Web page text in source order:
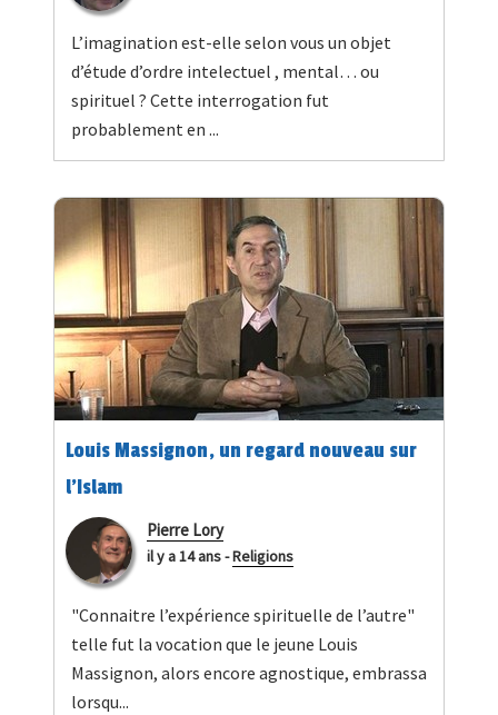
L’imagination est-elle selon vous un objet
d’étude d’ordre intelectuel , mental… ou
spirituel ? Cette interrogation fut
probablement en ...
Louis Massignon, un regard nouveau sur
l’Islam
Pierre Lory
il y a 14 ans-Religions
"Connaitre l’expérience spirituelle de l’autre"
telle fut la vocation que le jeune Louis
Massignon, alors encore agnostique, embrassa
lorsqu...